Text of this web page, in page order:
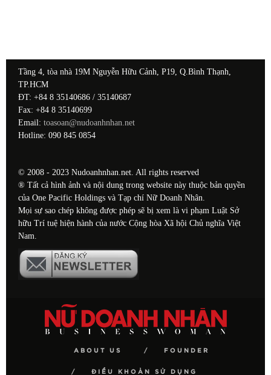
Tầng 4, tòa nhà 19M Nguyễn Hữu Cảnh, P19, Q.Bình Thạnh,
TP.HCM
ĐT: +84 8 35140686 / 35140687
Fax: +84 8 35140699
Email: toasoan@nudoanhnhan.net
Hotline: 090 845 0854
© 2008 - 2023 Nudoanhnhan.net. All rights reserved
® Tất cả hình ảnh và nội dung trong website này thuộc bản quyền
của One Pacific Holdings và Tạp chí Nữ Doanh Nhân.
Mọi sự sao chép không được phép sẽ bị xem là vi phạm Luật Sở
hữu Trí tuệ hiện hành của nước Cộng hòa Xã hội Chủ nghĩa Việt
Nam.
ABOUT US FOUNDER
ĐIỀU KHOẢN SỬ DỤNG